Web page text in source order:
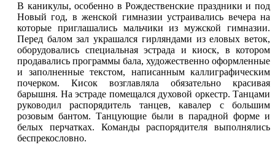
B каникулы, особенно в Рождественские праздники и под
Новый год, в женской гимназии устраивались вечера на
которые приглашались мальчики из мужской гимназии.
Перед балом зал украшался гирляндами из еловых веток,
оборудовались специальная эстрада и киоск, в котором
продавались программы бала, художественно оформленные
и заполненные текстом, написанным каллиграфическим
почерком. Кисок возглавляла обязательно красивая
барышня. На эстраде помещался духовой оркестр. Танцами
руководил распорядитель танцев, кавалер с большим
розовым бантом. Танцующие были в парадной форме и
белых перчатках. Команды распорядителя выполнялись
беспрекословно.